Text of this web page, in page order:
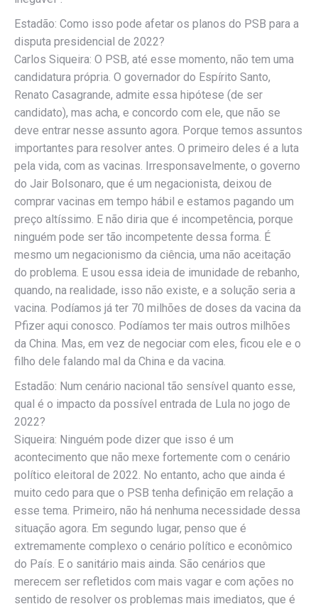
Estadão: Como isso pode afetar os planos do PSB para a
disputa presidencial de 2022?
Carlos Siqueira: O PSB, até esse momento, não tem uma
candidatura própria. O governador do Espírito Santo,
Renato Casagrande, admite essa hipótese (de ser
candidato), mas acha, e concordo com ele, que não se
deve entrar nesse assunto agora. Porque temos assuntos
importantes para resolver antes. O primeiro deles é a luta
pela vida, com as vacinas. Irresponsavelmente, o governo
do Jair Bolsonaro, que é um negacionista, deixou de
comprar vacinas em tempo hábil e estamos pagando um
preço altíssimo. E não diria que é incompetência, porque
ninguém pode ser tão incompetente dessa forma. É
mesmo um negacionismo da ciência, uma não aceitação
do problema. E usou essa ideia de imunidade de rebanho,
quando, na realidade, isso não existe, e a solução seria a
vacina. Podíamos já ter 70 milhões de doses da vacina da
Pfizer aqui conosco. Podíamos ter mais outros milhões
da China. Mas, em vez de negociar com eles, ficou ele e o
filho dele falando mal da China e da vacina.
Estadão: Num cenário nacional tão sensível quanto esse,
qual é o impacto da possível entrada de Lula no jogo de
2022?
Siqueira: Ninguém pode dizer que isso é um
acontecimento que não mexe fortemente com o cenário
político eleitoral de 2022. No entanto, acho que ainda é
muito cedo para que o PSB tenha definição em relação a
esse tema. Primeiro, não há nenhuma necessidade dessa
situação agora. Em segundo lugar, penso que é
extremamente complexo o cenário político e econômico
do País. E o sanitário mais ainda. São cenários que
merecem ser refletidos com mais vagar e com ações no
sentido de resolver os problemas mais imediatos, que é